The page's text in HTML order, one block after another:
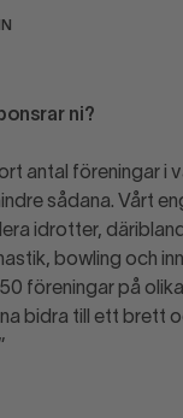
ni?
antal föreningar i
sådana. Vårt
idrotter,
bowling och
föreningar på
bidra till ett brett